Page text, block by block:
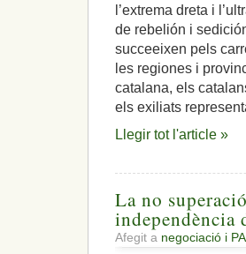
l’extrema dreta i
de rebelión i
succeeixen pels
les regiones i
catalana, els
els exiliats
Llegir tot l'article »
La no
independència
Afegit a negociació i